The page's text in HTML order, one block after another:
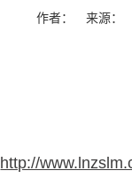
作者： 来源：
http://